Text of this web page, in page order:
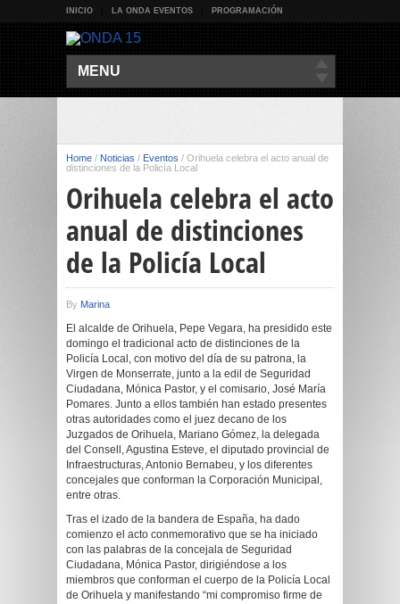
INICIO LA ONDA EVENTOS PROGRAMACIÓN
MENU
Home / Noticias / Eventos / Orihuela celebra el acto anual de
distinciones de la Policía Local
Orihuela celebra el acto
anual de distinciones
de la Policía Local
By Marina
El alcalde de Orihuela, Pepe Vegara, ha presidido este
domingo el tradicional acto de distinciones de la
Policía Local, con motivo del día de su patrona, la
Virgen de Monserrate, junto a la edil de Seguridad
Ciudadana, Mónica Pastor, y el comisario, José María
Pomares. Junto a ellos también han estado presentes
otras autoridades como el juez decano de los
Juzgados de Orihuela, Mariano Gómez, la delegada
del Consell, Agustina Esteve, el diputado provincial de
Infraestructuras, Antonio Bernabeu, y los diferentes
concejales que conforman la Corporación Municipal,
entre otras.
Tras el izado de la bandera de España, ha dado
comienzo el acto conmemorativo que se ha iniciado
con las palabras de la concejala de Seguridad
Ciudadana, Mónica Pastor, dirigiéndose a los
miembros que conforman el cuerpo de la Policía Local
de Orihuela y manifestando “mi compromiso firme de